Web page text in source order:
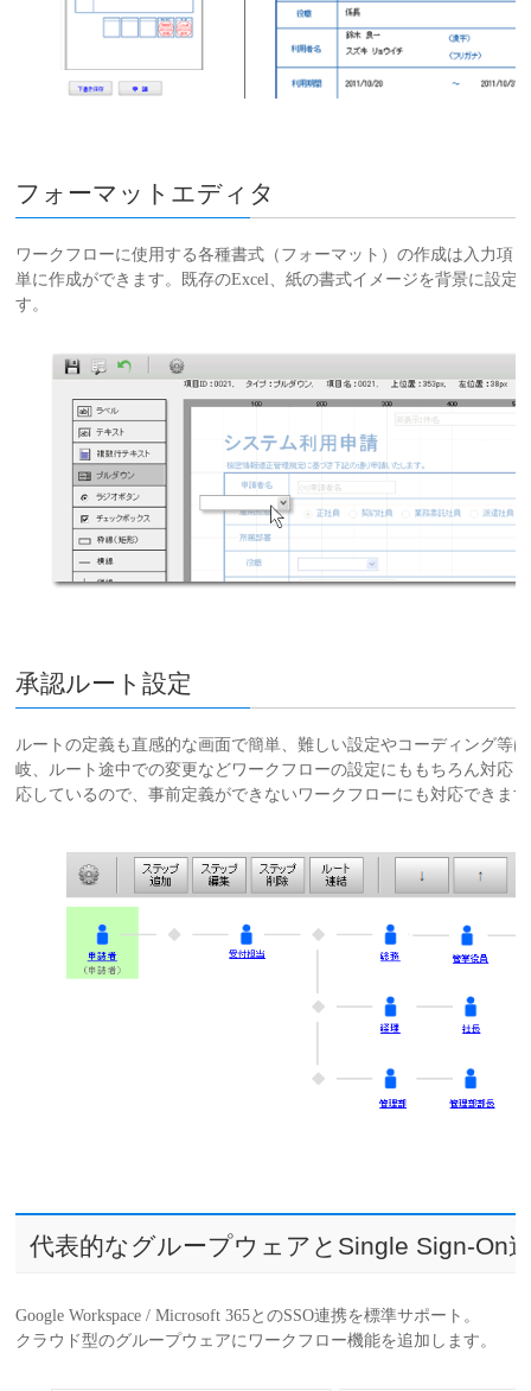
フォーマットエディタ
ワークフローに使用する各種書式（フォーマット）の作成は入力項
単に作成ができます。既存のExcel、紙の書式イメージを背景に設定
す。
承認ルート設定
ルートの定義も直感的な画面で簡単、難しい設定やコーディング等
岐、ルート途中での変更などワークフローの設定にももちろん対応
応しているので、事前定義ができないワークフローにも対応できま
代表的なグループウェアとSingle Sign-On
Google Workspace / Microsoft 365とのSSO連携を標準サポート。
クラウド型のグループウェアにワークフロー機能を追加します。